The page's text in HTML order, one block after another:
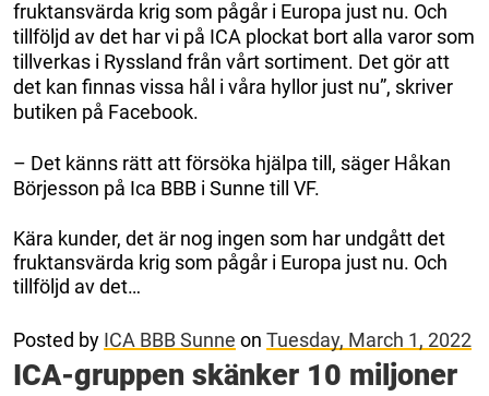
fruktansvärda krig som pågår i Europa just nu. Och
tillföljd av det har vi på ICA plockat bort alla varor som
tillverkas i Ryssland från vårt sortiment. Det gör att
det kan finnas vissa hål i våra hyllor just nu”, skriver
butiken på Facebook.
– Det känns rätt att försöka hjälpa till, säger Håkan
Börjesson på Ica BBB i Sunne till VF.
Kära kunder, det är nog ingen som har undgått det
fruktansvärda krig som pågår i Europa just nu. Och
tillföljd av det…
Posted by ICA BBB Sunne on Tuesday, March 1, 2022
ICA-gruppen skänker 10 miljoner